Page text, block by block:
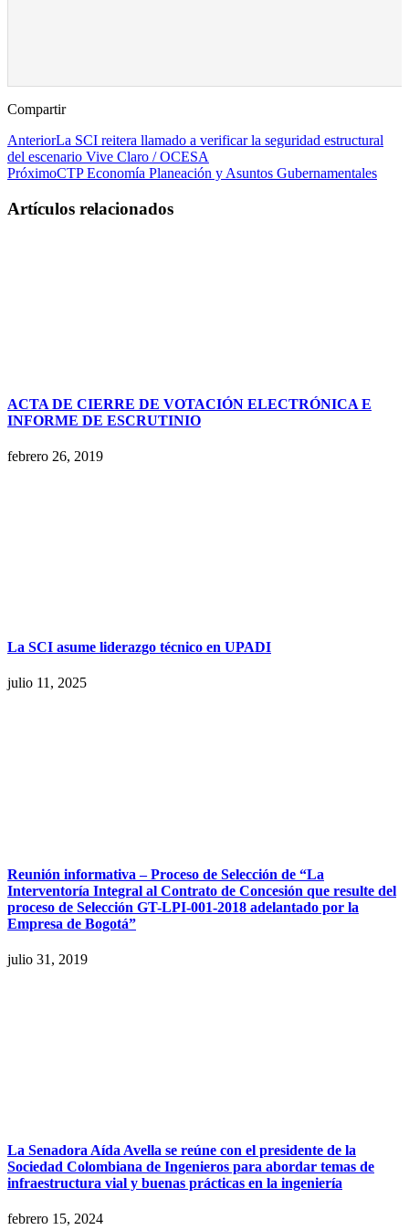
Compartir
AnteriorLa SCI reitera llamado a verificar la seguridad estructural
del escenario Vive Claro / OCESA
PróximoCTP Economía Planeación y Asuntos Gubernamentales
Artículos relacionados
ACTA DE CIERRE DE VOTACIÓN ELECTRÓNICA E
INFORME DE ESCRUTINIO
febrero 26, 2019
La SCI asume liderazgo técnico en UPADI
julio 11, 2025
Reunión informativa – Proceso de Selección de “La
Interventoría Integral al Contrato de Concesión que resulte del
proceso de Selección GT-LPI-001-2018 adelantado por la
Empresa de Bogotá”
julio 31, 2019
La Senadora Aída Avella se reúne con el presidente de la
Sociedad Colombiana de Ingenieros para abordar temas de
infraestructura vial y buenas prácticas en la ingeniería
febrero 15, 2024